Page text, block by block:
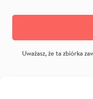
Uważasz, że ta zbiórka